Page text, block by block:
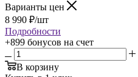
Варианты цен
8 990 ₽/шт
Подробности
+899 бонусов на счет
В корзину